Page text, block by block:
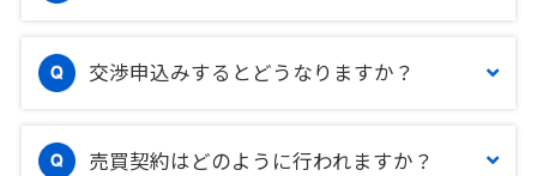
交渉申込みするとどうなりますか？
売買契約はどのように行われますか？